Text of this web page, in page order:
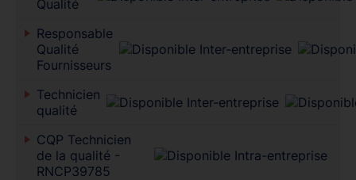
Qualité
Responsable
Qualité
Fournisseurs
Technicien
qualité
CQP Technicien
de la qualité -
RNCP39785